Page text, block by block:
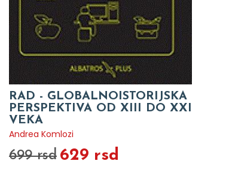
RAD - GLOBALNOISTORIJSKA
PERSPEKTIVA OD XIII DO XXI
VEKA
Andrea Komlozi
699 rsd 629 rsd